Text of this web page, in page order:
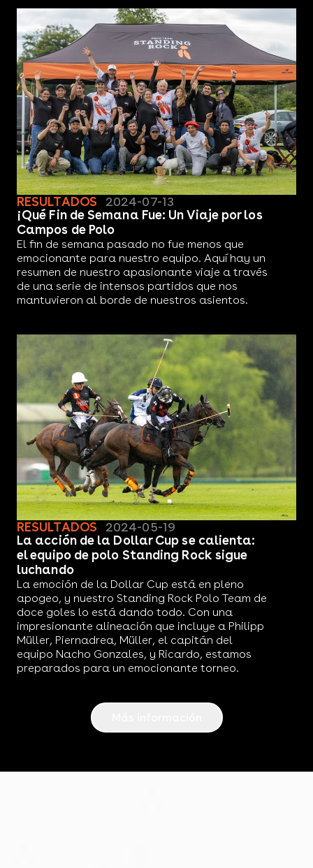
RESULTADOS 2024-07-13
¡Qué Fin de Semana Fue: Un Viaje por los
Campos de Polo
El fin de semana pasado no fue menos que
emocionante para nuestro equipo. Aquí hay un
resumen de nuestro apasionante viaje a través
de una serie de intensos partidos que nos
mantuvieron al borde de nuestros asientos.
RESULTADOS 2024-05-19
La acción de la Dollar Cup se calienta:
el equipo de polo Standing Rock sigue
luchando
La emoción de la Dollar Cup está en pleno
apogeo, y nuestro Standing Rock Polo Team de
doce goles lo está dando todo. Con una
impresionante alineación que incluye a Philipp
Müller, Piernadrea, Müller, el capitán del
equipo Nacho Gonzales, y Ricardo, estamos
preparados para un emocionante torneo.